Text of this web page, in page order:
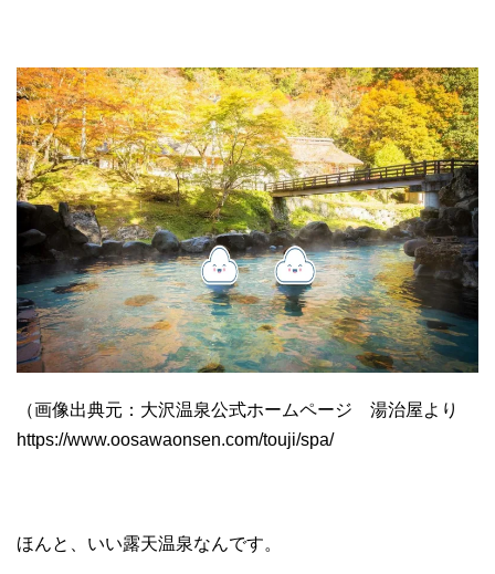
（画像出典元：大沢温泉公式ホームページ 湯治屋より
https://www.oosawaonsen.com/touji/spa/
ほんと、いい露天温泉なんです。